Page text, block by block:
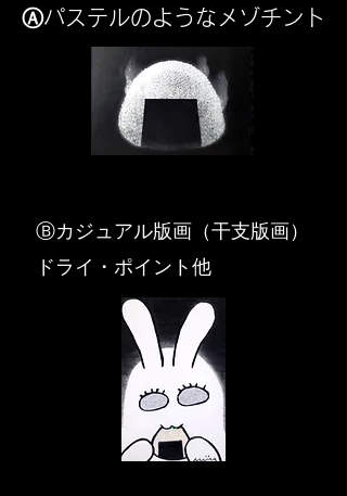
Ⓐパステルのようなメゾチント
​Ⓑカジュアル版画（干支版画）
ドライ・ポイント他